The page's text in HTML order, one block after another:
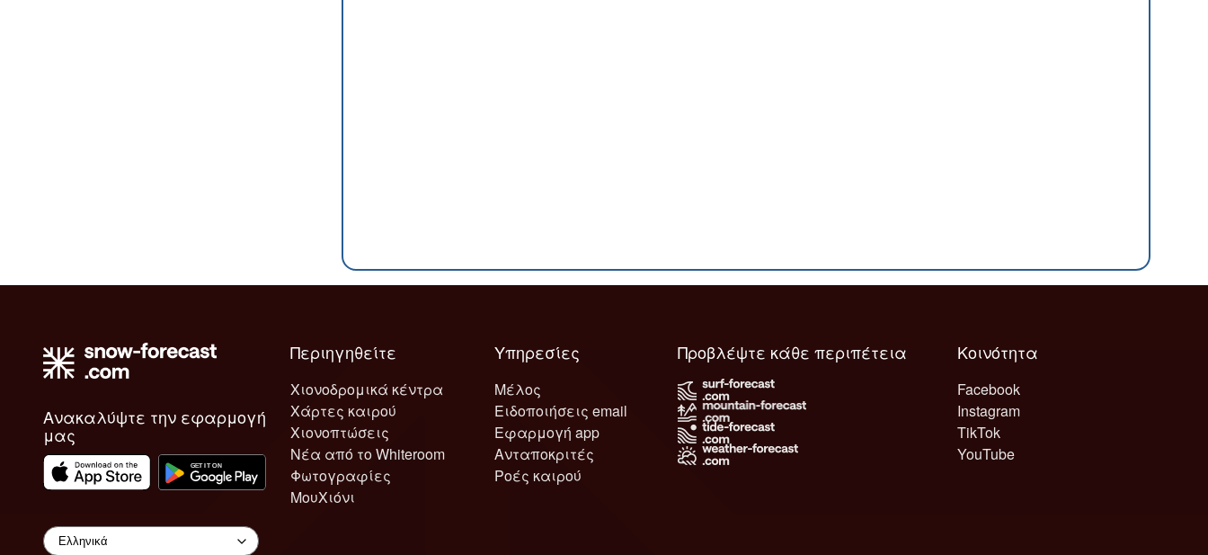
Ανακαλύψτε την εφαρμογή
μας
Περιηγηθείτε
Χιονοδρομικά κέντρα
Χάρτες καιρού
Χιονοπτώσεις
Νέα από το Whiteroom
Φωτογραφίες
ΜουΧιόνι
Υπηρεσίες
Μέλος
Ειδοποιήσεις email
Εφαρμογή app
Ανταποκριτές
Ροές καιρού
Κοινότητα
Facebook
Instagram
TikTok
YouTube
Προβλέψτε κάθε περιπέτεια